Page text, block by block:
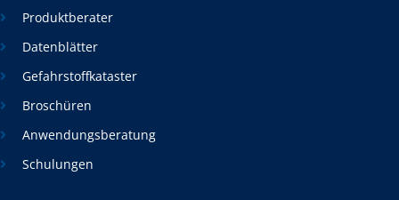
Produktberater
Datenblätter
Gefahrstoffkataster
Broschüren
Anwendungsberatung
Schulungen